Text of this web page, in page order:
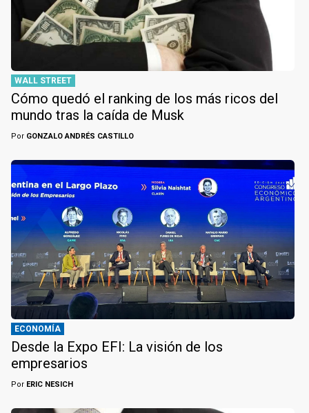
WALL STREET
Cómo quedó el ranking de los más ricos del
mundo tras la caída de Musk
Por GONZALO ANDRÉS CASTILLO
ECONOMÍA
Desde la Expo EFI: La visión de los
empresarios
Por ERIC NESICH